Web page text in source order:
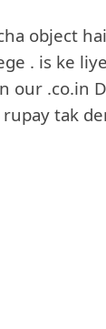
object
. is ke
our .co.in
tak